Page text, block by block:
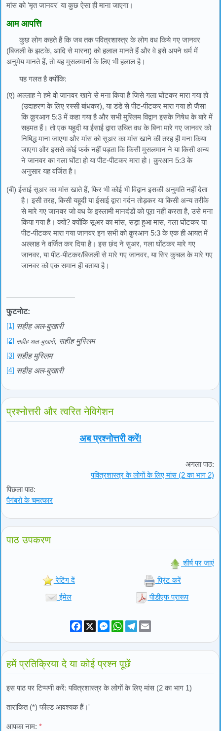
मांस को 'मृत जानवर' या कुछ ऐसा ही माना जाएगा।
आम आपत्ति
कुछ लोग कहते हैं कि जब तक पवित्रशास्त्र के लोग वध किये गए जानवर
(बिजली के झटके, आदि से मारना) को हलाल मानते हैं और वे इसे अपने धर्म में
अनुमेय मानते हैं, तो यह मुसलमानों के लिए भी हलाल है।
यह गलत है क्योंकि:
(ए) अल्लाह ने हमे वो जानवर खाने से मना किया है जिसे गला घोंटकर मारा गया हो
(उदाहरण के लिए रस्सी बांधकर), या डंडे से पीट-पीटकर मारा गया हो जैसा
कि क़ुरआन 5:3 में कहा गया है और सभी मुस्लिम विद्वान इसके निषेध के बारे में
सहमत हैं। तो एक यहूदी या ईसाई द्वारा उचित वध के बिना मारे गए जानवर को
निषिद्ध माना जाएगा और मांस को सूअर का मांस खाने की तरह ही मना किया
जाएगा और इससे कोई फर्क नहीं पड़ता कि किसी मुसलमान ने या किसी अन्य
ने जानवर का गला घोंटा हो या पीट-पीटकर मारा हो। क़ुरआन 5:3 के
अनुसार यह वर्जित है।
(बी) ईसाई सूअर का मांस खाते हैं, फिर भी कोई भी विद्वान इसकी अनुमति नहीं देता
है। इसी तरह, किसी यहूदी या ईसाई द्वारा गर्दन तोड़कर या किसी अन्य तरीके
से मारे गए जानवर जो वध के इस्लामी मानदंडों को पूरा नहीं करता है, उसे मना
किया गया है। क्यों? क्योंकि सूअर का मांस, सड़ा हुआ मास, गला घोंटकर या
पीट-पीटकर मारा गया जानवर इन सभी को क़ुरआन 5:3 के एक ही आयत में
अल्लाह ने वर्जित कर दिया है। इस छंद ने सुअर, गला घोंटकर मारे गए
जानवर, या पीट-पीटकर/बिजली से मारे गए जानवर, या सिर कुचल के मारे गए
जानवर को एक समान ही बताया है।
फुटनोट:
[1] सहीह अल-बुखारी
[2] सहीह अल-बुखारी, सहीह मुस्लिम
[3] सहीह मुस्लिम
[4] सहीह अल-बुखारी
प्रश्नोत्तरी और त्वरित नेविगेशन
अब प्रश्नोत्तरी करें!
पिछला पाठ:
पैगंबरो के चमत्कार
अगला पाठ:
पवित्रशास्त्र के लोगों के लिए मांस (2 का भाग 2)
पाठ उपकरण
शीर्ष पर जाएं
रेटिंग दें प्रिंट करें
ईमेल पीडीएफ प्रारूप
Facebook
X Messenger
WhatsApp
Telegram
हमें प्रतिक्रिया दे या कोई प्रश्न पूछें
इस पाठ पर टिप्पणी करें: पवित्रशास्त्र के लोगों के लिए मांस (2 का भाग 1)
तारांकित (*) फील्ड आवश्यक हैं।'
आपका नाम: *